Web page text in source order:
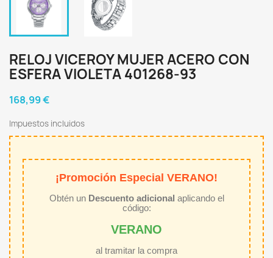
RELOJ VICEROY MUJER ACERO CON
ESFERA VIOLETA 401268-93
168,99 €
Impuestos incluidos
¡Promoción Especial VERANO!
Obtén un Descuento adicional aplicando el
código:
VERANO
al tramitar la compra